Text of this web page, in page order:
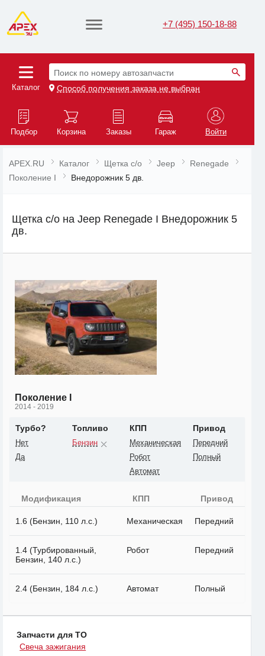
+7 (495) 150-18-88
Каталог
Поиск по номеру автозапчасти
Способ получения заказа не выбран
Подбор Корзина Заказы Гараж Войти
APEX.RU Каталог Щетка с/о Jeep
Renegade
Поколение I
Внедорожник 5 дв.
Щетка с/о на Jeep Renegade I Внедорожник 5
дв.
Поколение I
2014 - 2019
Турбо?
Нет
Да
Топливо
Бензин
КПП
Механическая
Робот
Автомат
Привод
Передний
Полный
Модификация КПП Привод
1.6 (Бензин, 110 л.с.) Механическая Передний
1.4 (Турбированный,
Бензин, 140 л.с.)
Робот Передний
2.4 (Бензин, 184 л.с.) Автомат Полный
Запчасти для ТО
Свеча зажигания